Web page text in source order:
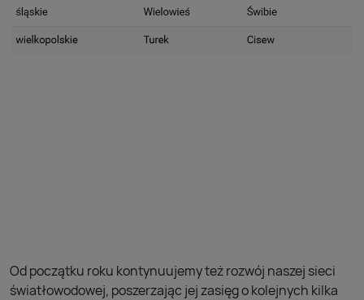
Od początku roku kontynuujemy też rozwój naszej sieci
światłowodowej, poszerzając jej zasięg o kolejnych kilka